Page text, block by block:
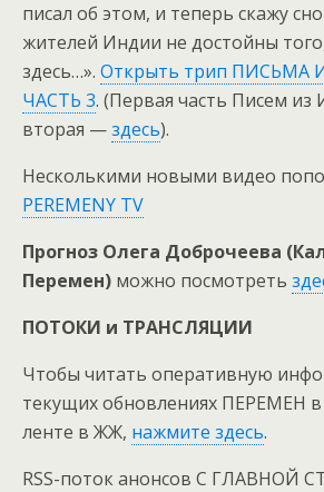
писал об этом, и теперь скажу
жителей Индии не достойны
здесь…». Открыть трип ПИСЬМА
ЧАСТЬ 3. (Первая часть Писем
вторая —здесь).
Несколькими новыми видео
PEREMENY TV
Прогноз Олега Доброчеева
Перемен) можно посмотреть
ПОТОКИ и ТРАНСЛЯЦИИ
Чтобы читать оперативную
текущих обновлениях ПЕРЕМЕН
ленте в ЖЖ, нажмите здесь.
RSS-поток анонсов С ГЛАВНОЙ